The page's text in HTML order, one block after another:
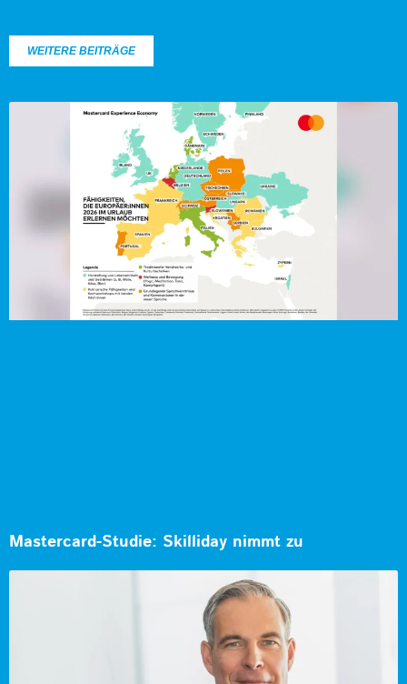
WEITERE BEITRÄGE
Mastercard-Studie: Skilliday nimmt zu